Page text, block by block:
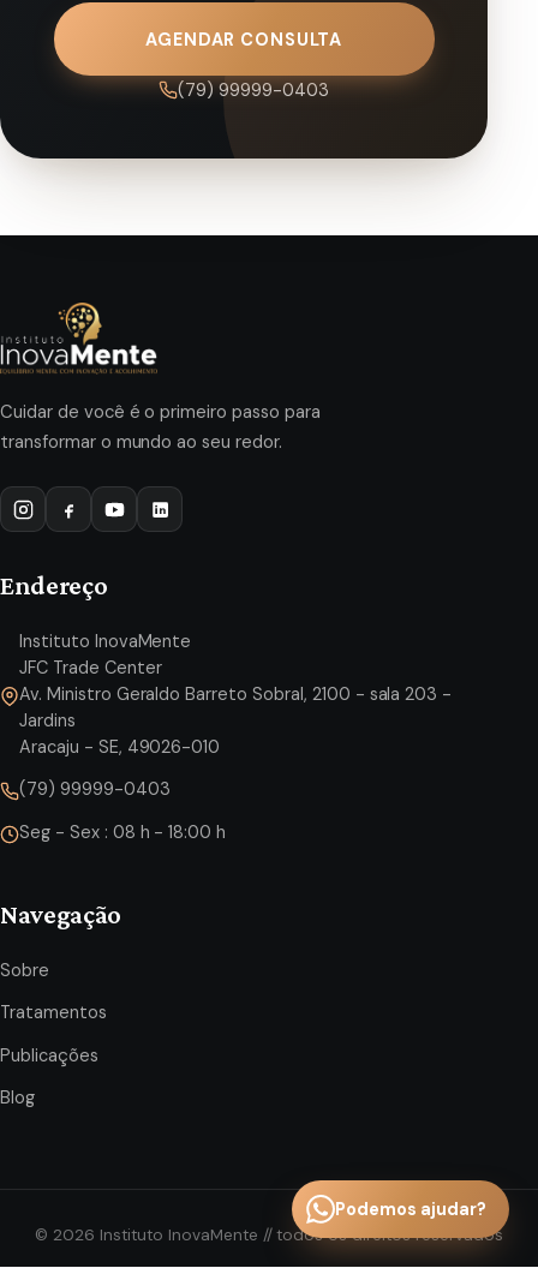
AGENDAR CONSULTA
(79) 99999-0403
Cuidar de você é o primeiro passo para
transformar o mundo ao seu redor.
Endereço
Instituto InovaMente
JFC Trade Center
Av. Ministro Geraldo Barreto Sobral, 2100 - sala 203 -
Jardins
Aracaju - SE, 49026-010
(79) 99999-0403
Seg - Sex : 08 h - 18:00 h
Navegação
Sobre
Tratamentos
Publicações
Blog
© 2026 Instituto InovaMente // todos os direitos reservados
Podemos ajudar?